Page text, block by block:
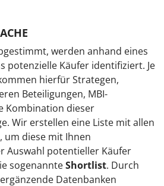
werden anhand eines
potenzielle Käufer identifiziert. Je
hierfür Strategen,
Beteiligungen, MBI-
Kombination dieser
Wir erstellen eine Liste mit allen
um diese mit Ihnen
Auswahl potentieller Käufer
sogenannteShortlist. Durch
Datenbanken